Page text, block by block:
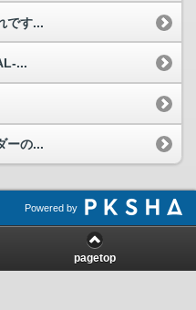
です...
...
ーの...
Powered by
pagetop